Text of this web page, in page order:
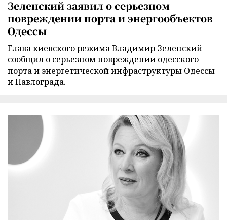
Зеленский заявил о серьезном
повреждении порта и энергообъектов
Одессы
Глава киевского режима Владимир Зеленский
сообщил о серьезном повреждении одесского
порта и энергетической инфраструктуры Одессы
и Павлограда.